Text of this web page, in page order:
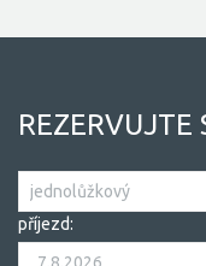
REZERVUJTE
příjezd: